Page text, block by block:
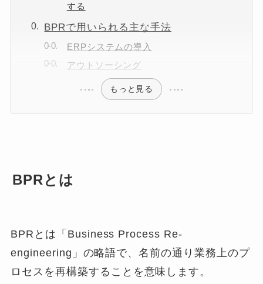
する
BPRで用いられる主な手法
ERPシステムの導入
アウトソーシング
もっと見る
BPRとは
BPRとは「Business Process Re-
engineering」の略語で、名前の通り業務上のプ
ロセスを再構築することを意味します。